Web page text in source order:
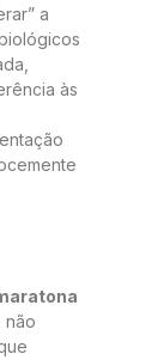
a
às
não